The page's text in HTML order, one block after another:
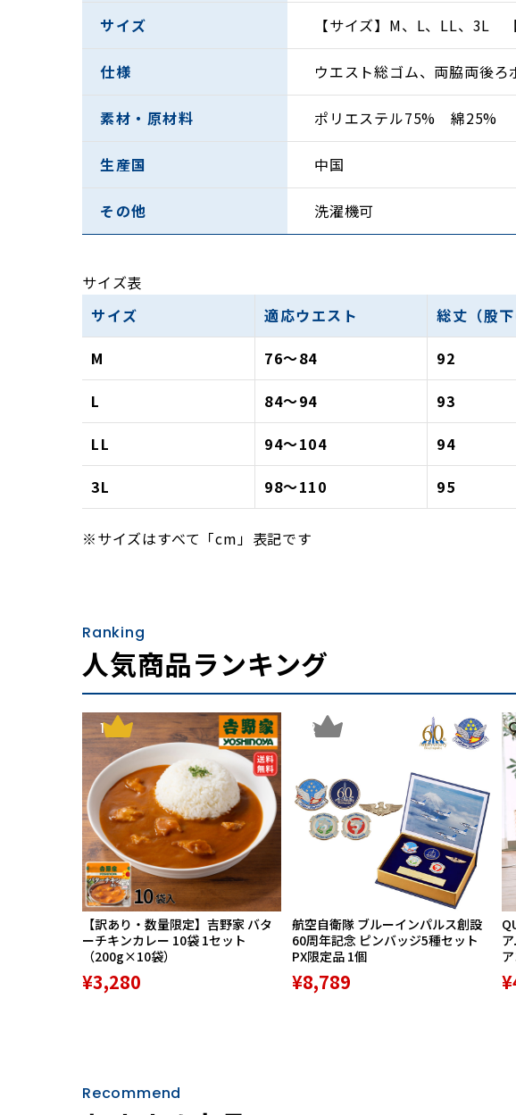
サイズ 【サイズ】M、L、LL、3L
仕様 ウエスト総ゴム、両脇両後
素材・原材料 ポリエステル75% 綿25%
生産国 中国
その他 洗濯機可
サイズ表
サイズ
適応ウエスト 総丈（股
M
76〜84 92
L
84〜94 93
LL
94〜104 94
3L
98〜110 95
※サイズはすべて「cm」表記です
Ranking
人気商品ランキング
1
【訳あり・数量限定】吉野家 バタ
ーチキンカレー 10袋 1セット
（200g×10袋）
¥3,280
2
航空自衛隊 ブルーインパルス創設
60周年記念 ピンバッジ5種セット
PX限定品 1個
¥8,789
Recommend